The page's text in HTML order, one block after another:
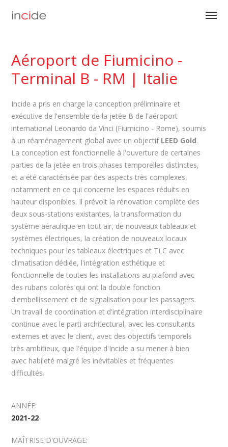
Aéroport de Fiumicino -
Terminal B - RM | Italie
Incide a pris en charge la conception préliminaire et
exécutive de l'ensemble de la jetée B de l'aéroport
international Leonardo da Vinci (Fiumicino - Rome), soumis
à un réaménagement global avec un objectifLEED Gold.
La conception est fonctionnelle à l'ouverture de certaines
parties de la jetée en trois phases temporelles distinctes,
et a été caractérisée par des aspects très complexes,
notamment en ce qui concerne les espaces réduits en
hauteur disponibles. Il prévoit la rénovation complète des
deux sous-stations existantes, la transformation du
système aéraulique en tout air, de nouveaux tableaux et
systèmes électriques, la création de nouveaux locaux
techniques pour les tableaux électriques et TLC avec
climatisation dédiée, l'intégration esthétique et
fonctionnelle de toutes les installations au plafond avec
des rubans colorés qui ont la double fonction
d'embellissement et de signalisation pour les passagers.
Un travail de coordination et d'intégration interdisciplinaire
continue avec le parti architectural, avec les consultants
externes et avec le client, avec des objectifs temporels
très ambitieux, que l'équipe d'Incide a su mener à bien
avec habileté malgré les inévitables et fréquentes
difficultés.
ANNÉE:
2021-22
MAÎTRISE D'OUVRAGE: